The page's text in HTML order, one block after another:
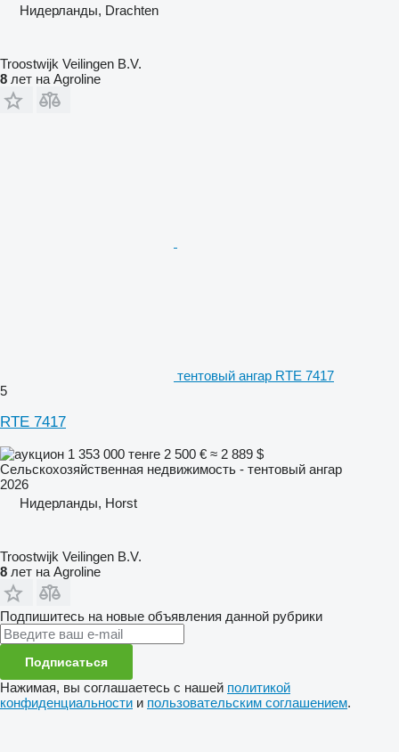
Нидерланды, Drachten
Troostwijk Veilingen B.V.
8 лет на Agroline
тентовый ангар RTE 7417
5
RTE 7417
1 353 000 тенге 2 500 € ≈ 2 889 $
Сельскохозяйственная недвижимость - тентовый ангар
2026
Нидерланды, Horst
Troostwijk Veilingen B.V.
8 лет на Agroline
Подпишитесь на новые объявления данной рубрики
Подписаться
Нажимая, вы соглашаетесь с нашей политикой
конфиденциальности и пользовательским соглашением.